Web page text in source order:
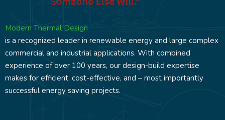
Modern Thermal Design
is a recognized leader in renewable energy and large complex
commercial and industrial applications. With combined
experience of over 100 years, our design-build expertise
makes for efficient, cost-effective, and – most importantly
successful energy saving projects.